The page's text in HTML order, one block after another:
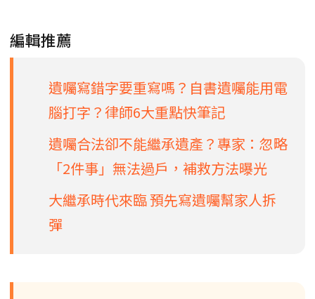
編輯推薦
遺囑寫錯字要重寫嗎？自書遺囑能用電
腦打字？律師6大重點快筆記
遺囑合法卻不能繼承遺產？專家：忽略
「2件事」無法過戶，補救方法曝光
大繼承時代來臨 預先寫遺囑幫家人拆
彈